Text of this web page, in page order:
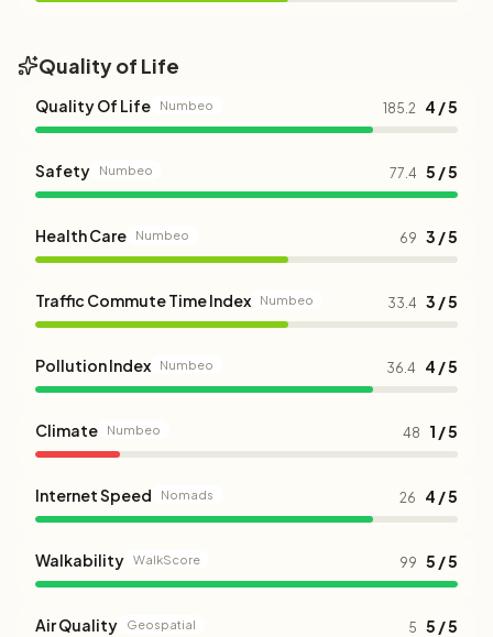
Quality of Life
Quality Of Life Numbeo 185.2 4 / 5
Safety Numbeo 77.4 5 / 5
Health Care Numbeo 69 3 / 5
Traffic Commute Time Index Numbeo 33.4 3 / 5
Pollution Index Numbeo 36.4 4 / 5
Climate Numbeo 48 1 / 5
Internet Speed Nomads 26 4 / 5
Walkability WalkScore 99 5 / 5
Air Quality Geospatial 5 5 / 5